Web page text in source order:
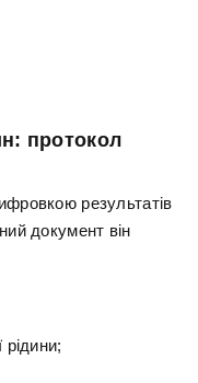
протокол
результатів
документ він
рідини;